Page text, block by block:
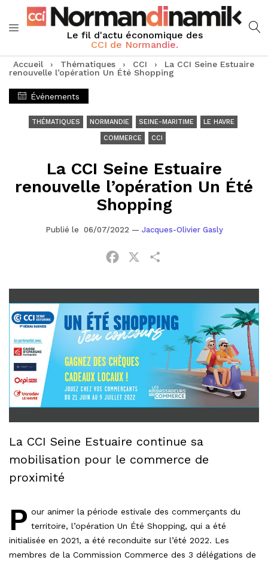
Le fil d'actu économique des
CCI de Normandie.
Accueil › Thématiques › CCI ›
La CCI Seine Estuaire
renouvelle l’opération Un Été Shopping
Événements
THÉMATIQUES NORMANDIE SEINE-MARITIME LE HAVRE
COMMERCE CCI
La CCI Seine Estuaire
renouvelle l’opération Un Été
Shopping
Publié le 06/07/2022 — Jacques-Olivier Gasly
Facebook
La CCI Seine Estuaire continue sa
mobilisation pour le commerce de
proximité
P our animer la période estivale des commerçants du
territoire, l’opération Un Été Shopping, qui a été
initialisée en 2021, a été reconduite sur l’été 2022. Les
membres de la Commission Commerce des 3 délégations de